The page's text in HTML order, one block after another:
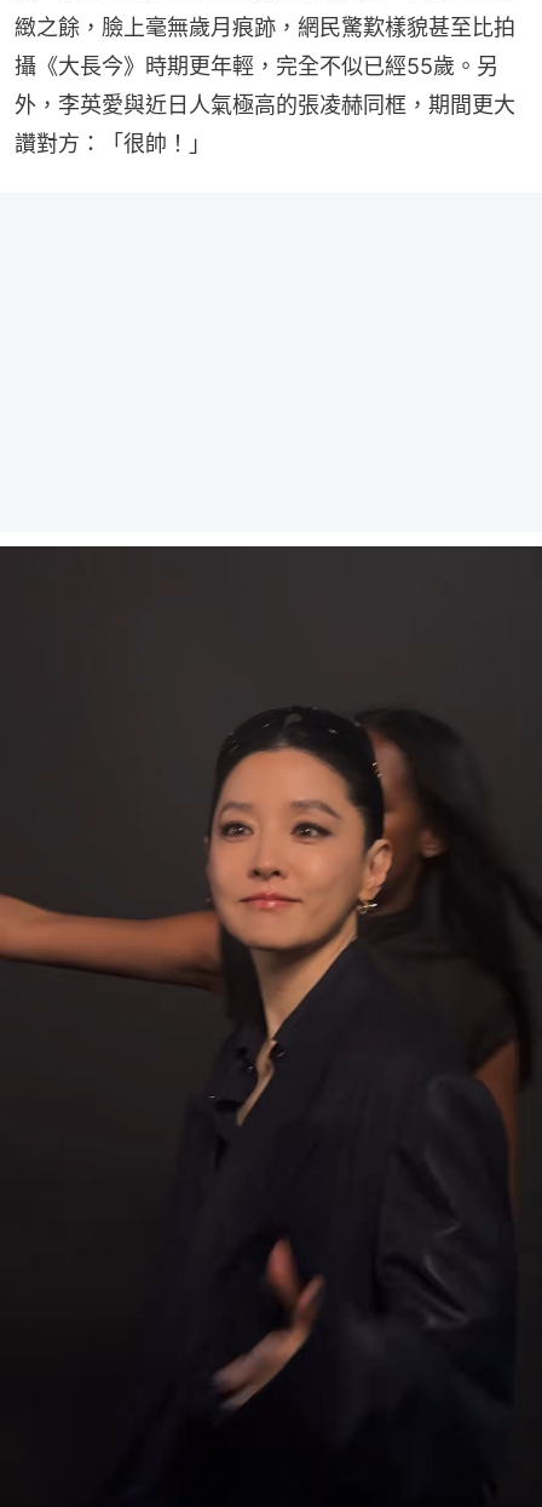
緻之餘，臉上毫無歲月痕跡，網民驚歎樣貌甚至比拍
攝《大長今》時期更年輕，完全不似已經55歲。另
外，李英愛與近日人氣極高的張凌赫同框，期間更大
讚對方：「很帥！」